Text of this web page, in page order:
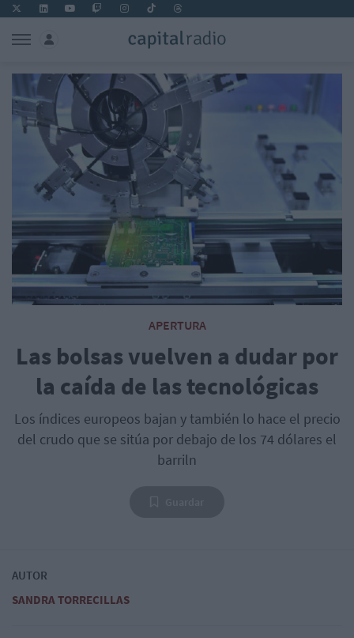
APERTURA
Las bolsas vuelven a dudar por
la caída de las tecnológicas
Los índices europeos bajan y también lo hace el precio
del crudo que se sitúa por debajo de los 74 dólares el
barriln
AUTOR
SANDRA TORRECILLAS